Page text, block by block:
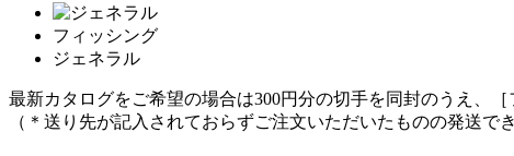
フィッシング
ジェネラル
最新カタログをご希望の場合は300円分の切手を同封のうえ、
（＊送り先が記入されておらずご注文いただいたものの発送